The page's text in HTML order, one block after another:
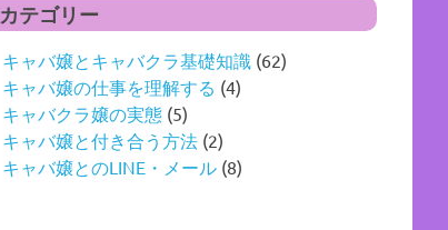
カテゴリー
キャバ嬢とキャバクラ基礎知識 (62)
キャバ嬢の仕事を理解する (4)
キャバクラ嬢の実態 (5)
キャバ嬢と付き合う方法 (2)
キャバ嬢とのLINE・メール (8)